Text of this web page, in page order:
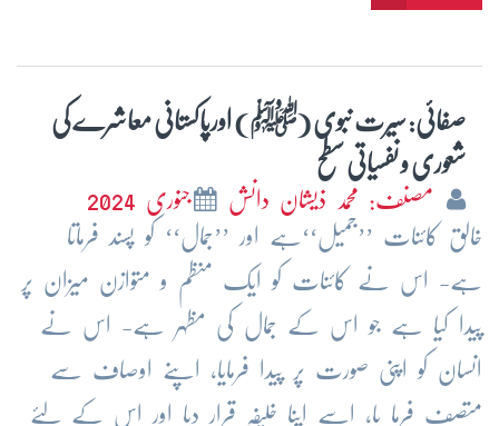
صفائی: سیرت نبوی (ﷺ) اورپاکستانی معاشرے کی
شعوری و نفسیاتی سطح
مصنف: محمد ذیشان دانش
جنوری 2024
خالق کائنات ’’جمیل‘‘ہے اور ’’جمال‘‘ کو پسند فرماتا
ہے- اس نے کائنات کو ایک منظم و متوازن میزان پر
پیدا کیا ہے جو اس کے جمال کی مظہر ہے- اس نے
انسان کو اپنی صورت پر پیدا فرمایا، اپنے اوصاف سے
متصف فرما یا، اسے اپنا خلیفہ قرار دیا اور اس کے لئے